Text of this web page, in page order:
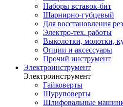
Наборы вставок-бит
Шарнирно-губцевый
Для восстановления
Электро-тех. работы
Выколотки, молотки,
Опции и аксессуары
Прочий инструмент
Электроинструмент
Электроинструмент
Гайковерты
Шуруповерты
Шлифовальные